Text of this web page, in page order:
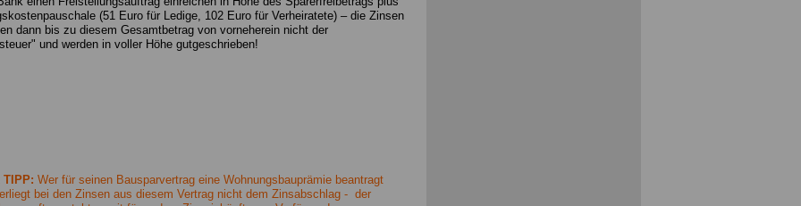
(51 Euro für Ledige, 102 Euro für Verheiratete) – die Zinsen
dann bis zu diesem Gesamtbetrag von vorneherein nicht der
und werden in voller Höhe gutgeschrieben!
TIPP: Wer für seinen Bausparvertrag eine Wohnungsbauprämie beantragt
bei den Zinsen aus diesem Vertrag nicht dem Zinsabschlag - der